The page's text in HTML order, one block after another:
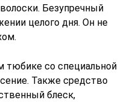
Безупречный
целого дня. Он не
тюбике со специальной
Также средство
блеск,